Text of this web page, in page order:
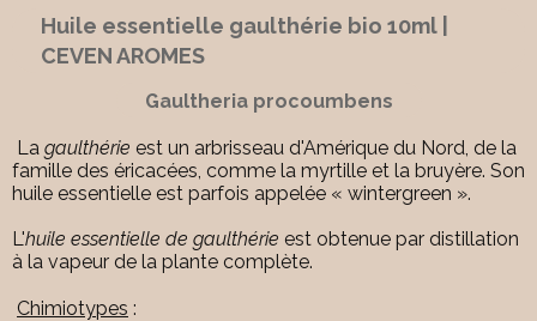
Huile essentielle gaulthérie bio 10ml |
CEVEN AROMES
Gaultheria procoumbens
La gaulthérie est un arbrisseau d'Amérique du Nord, de la
famille des éricacées, comme la myrtille et la bruyère. Son
huile essentielle est parfois appelée « wintergreen ».
L'huile essentielle de gaulthérie est obtenue par distillation
à la vapeur de la plante complète.
Chimiotypes :